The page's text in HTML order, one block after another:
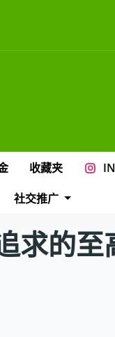
收藏夹
社交推广
求的